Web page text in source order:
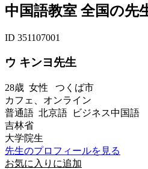
中国語教室 全国の先
ID 351107001
ウ キンヨ先生
28歳 女性 つくば市
カフェ、オンライン
普通語 北京語 ビジネス中国語
吉林省
大学院生
先生のプロフィールを見る
お気に入りに追加